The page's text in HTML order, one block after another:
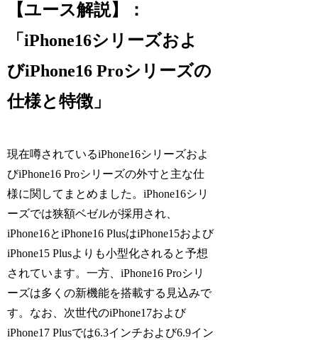
【ユース解説】：
「iPhone16シリーズおよ
びiPhone16 Proシリーズの
仕様と特徴」
現在噂されているiPhone16シリーズおよ
びiPhone16 Proシリーズの外寸と主な仕
様に関してまとめました。iPhone16シリ
ーズでは狭額ベゼルが採用され、
iPhone16とiPhone16 PlusはiPhone15および
iPhone15 Plusよりも小型化されると予想
されています。一方、iPhone16 Proシリ
ーズは多くの新機能を搭載する見込みで
す。なお、次世代のiPhone17および
iPhone17 Plusでは6.3インチおよび6.9イン